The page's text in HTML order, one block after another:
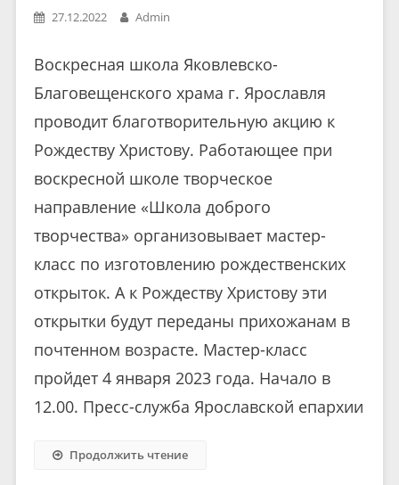
27.12.2022 Admin
Воскресная школа Яковлевско-
Благовещенского храма г. Ярославля
проводит благотворительную акцию к
Рождеству Христову. Работающее при
воскресной школе творческое
направление «Школа доброго
творчества» организовывает мастер-
класс по изготовлению рождественских
открыток. А к Рождеству Христову эти
открытки будут переданы прихожанам в
почтенном возрасте. Мастер-класс
пройдет 4 января 2023 года. Начало в
12.00. Пресс-служба Ярославской епархии
Продолжить чтение